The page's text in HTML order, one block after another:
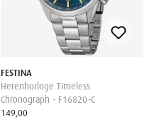
FESTINA
Herenhorloge Timeless
Chronograph - F16820-C
149,00